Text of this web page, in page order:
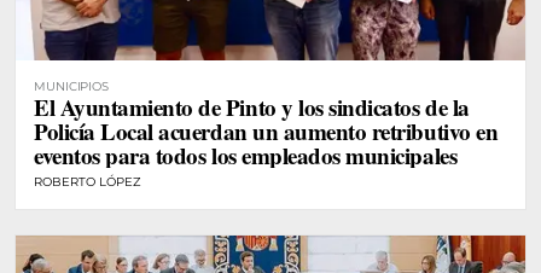
MUNICIPIOS
El Ayuntamiento de Pinto y los sindicatos de la
Policía Local acuerdan un aumento retributivo en
eventos para todos los empleados municipales
ROBERTO LÓPEZ